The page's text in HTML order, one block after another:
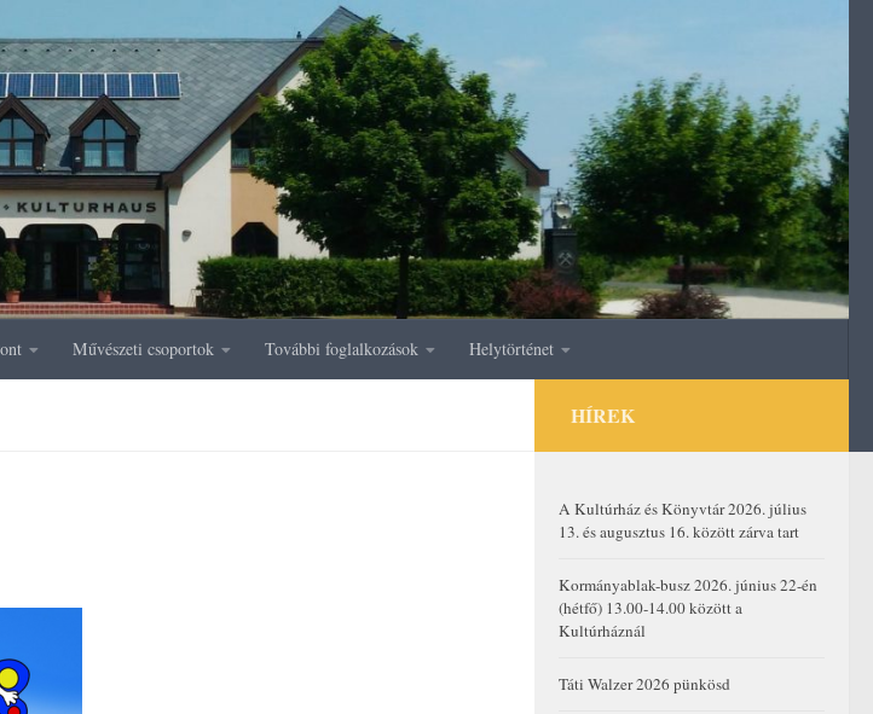
Művészeti csoportok További foglalkozások Helytörténet
HÍREK
A Kultúrház és Könyvtár 2026. július
13. és augusztus 16. között zárva tart
Kormányablak-busz 2026. június 22-én
(hétfő) 13.00-14.00 között a
Kultúrháznál
Táti Walzer 2026 pünkösd